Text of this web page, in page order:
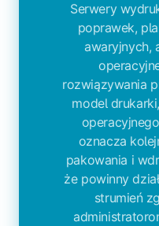
Serwery
poprawek,
awaryjnych,
rozwiązywania
model
oznacza
pakowania i
że powinny
strumień